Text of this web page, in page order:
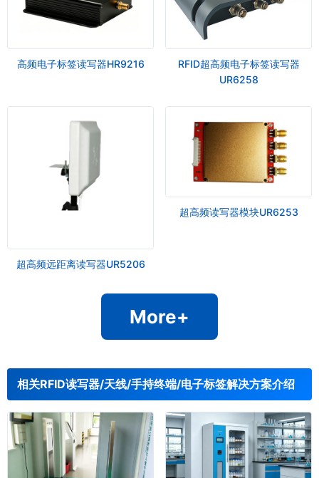
高频电子标签读写器HR9216
RFID超高频电子标签读写器
UR6258
超高频远距离读写器UR5206
超高频读写器模块UR6253
More+
相关RFID读写器/天线/手持终端/电子标签解决方案介绍